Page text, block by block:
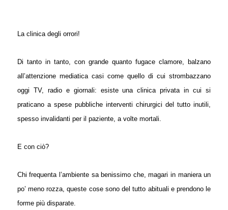
La clinica degli orrori!
Di tanto in tanto, con grande quanto fugace clamore, balzano
all’attenzione mediatica casi come quello di cui strombazzano
oggi TV, radio e giornali: esiste una clinica privata in cui si
praticano a spese pubbliche interventi chirurgici del tutto inutili,
spesso invalidanti per il paziente, a volte mortali.
E con ciò?
Chi frequenta l’ambiente sa benissimo che, magari in maniera un
po’ meno rozza, queste cose sono del tutto abituali e prendono le
forme più disparate.